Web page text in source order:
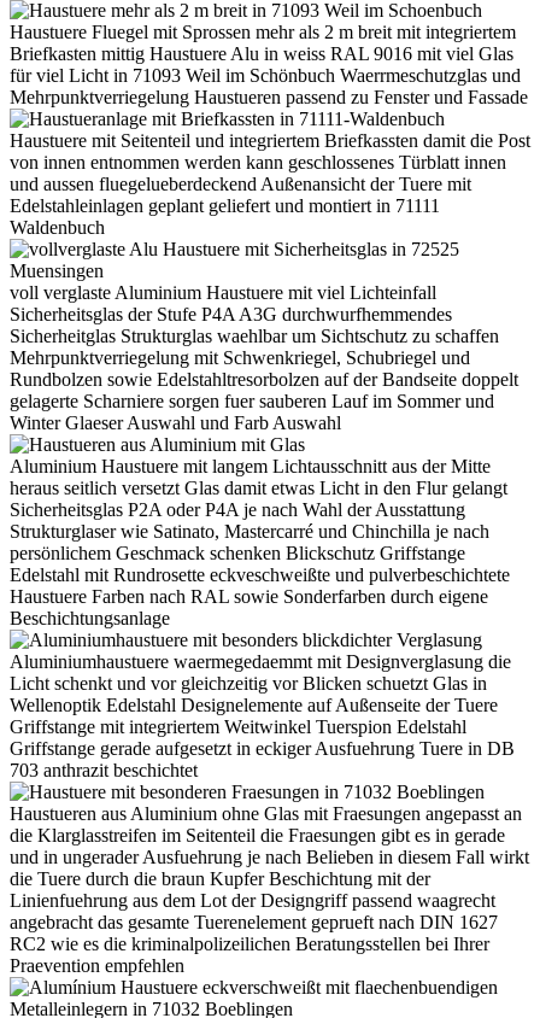
Haustuere Fluegel mit Sprossen mehr als 2 m breit mit integriertem
Briefkasten mittig Haustuere Alu in weiss RAL 9016 mit viel Glas
für viel Licht in 71093 Weil im Schönbuch Waerrmeschutzglas und
Mehrpunktverriegelung Haustueren passend zu Fenster und Fassade
Haustuere mit Seitenteil und integriertem Briefkassten damit die Post
von innen entnommen werden kann geschlossenes Türblatt innen
und aussen fluegelueberdeckend Außenansicht der Tuere mit
Edelstahleinlagen geplant geliefert und montiert in 71111
Waldenbuch
voll verglaste Aluminium Haustuere mit viel Lichteinfall
Sicherheitsglas der Stufe P4A A3G durchwurfhemmendes
Sicherheitglas Strukturglas waehlbar um Sichtschutz zu schaffen
Mehrpunktverriegelung mit Schwenkriegel, Schubriegel und
Rundbolzen sowie Edelstahltresorbolzen auf der Bandseite doppelt
gelagerte Scharniere sorgen fuer sauberen Lauf im Sommer und
Winter Glaeser Auswahl und Farb Auswahl
Aluminium Haustuere mit langem Lichtausschnitt aus der Mitte
heraus seitlich versetzt Glas damit etwas Licht in den Flur gelangt
Sicherheitsglas P2A oder P4A je nach Wahl der Ausstattung
Strukturglaser wie Satinato, Mastercarré und Chinchilla je nach
persönlichem Geschmack schenken Blickschutz Griffstange
Edelstahl mit Rundrosette eckveschweißte und pulverbeschichtete
Haustuere Farben nach RAL sowie Sonderfarben durch eigene
Beschichtungsanlage
Aluminiumhaustuere waermegedaemmt mit Designverglasung die
Licht schenkt und vor gleichzeitig vor Blicken schuetzt Glas in
Wellenoptik Edelstahl Designelemente auf Außenseite der Tuere
Griffstange mit integriertem Weitwinkel Tuerspion Edelstahl
Griffstange gerade aufgesetzt in eckiger Ausfuehrung Tuere in DB
703 anthrazit beschichtet
Haustueren aus Aluminium ohne Glas mit Fraesungen angepasst an
die Klarglasstreifen im Seitenteil die Fraesungen gibt es in gerade
und in ungerader Ausfuehrung je nach Belieben in diesem Fall wirkt
die Tuere durch die braun Kupfer Beschichtung mit der
Linienfuehrung aus dem Lot der Designgriff passend waagrecht
angebracht das gesamte Tuerenelement geprueft nach DIN 1627
RC2 wie es die kriminalpolizeilichen Beratungsstellen bei Ihrer
Praevention empfehlen